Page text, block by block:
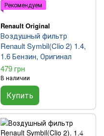
Рекомендуем
Renault Original
Воздушный фильтр
Renault Symbil(Clio 2) 1.4,
1.6 Бензин, Оригинал
479 грн
В наличии
Купить